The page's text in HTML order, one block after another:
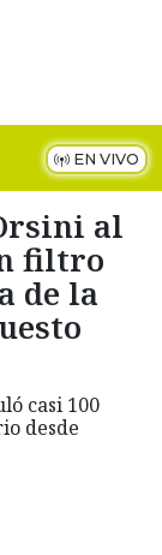
EN VIVO
al
filtro
de la
casi 100
desde